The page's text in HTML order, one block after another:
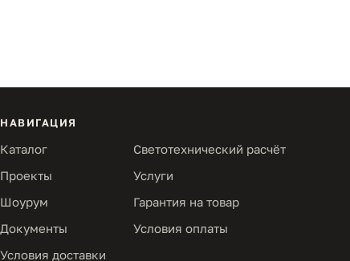
НАВИГАЦИЯ
Каталог
Светотехнический расчёт
Проекты
Услуги
Шоурум
Гарантия на товар
Документы
Условия оплаты
Условия доставки